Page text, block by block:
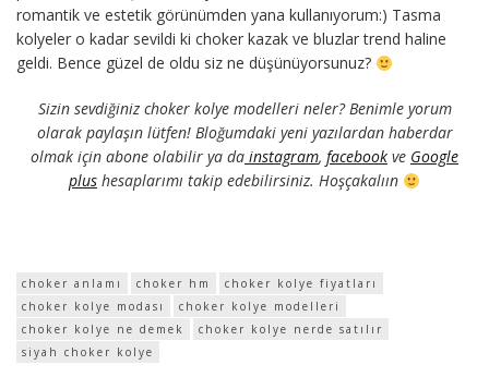
romantik ve estetik görünümden yana kullanıyorum:) Tasma
kolyeler o kadar sevildi ki choker kazak ve bluzlar trend haline
geldi. Bence güzel de oldu siz ne düşünüyorsunuz?
Sizin sevdiğiniz choker kolye modelleri neler? Benimle yorum
olarak paylaşın lütfen! Bloğumdaki yeni yazılardan haberdar
olmak için abone olabilir ya da instagram, facebook ve Google
plus hesaplarımı takip edebilirsiniz. Hoşçakalıın
choker anlamı choker hm
choker kolye fiyatları
choker kolye modası
choker kolye modelleri
choker kolye ne demek
choker kolye nerde satılır
siyah choker kolye